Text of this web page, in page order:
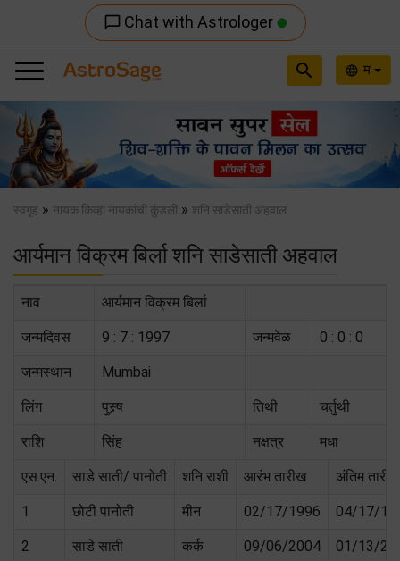
chat_bubble_outline Chat with Astrologer
language म
search
Previous
स्वगृह » नायक किव्हा नायकांची कुंडली » शनि साडेसाती अहवाल
आर्यमान विक्रम बिर्ला शनि साडेसाती अहवाल
नाव आर्यमान विक्रम बिर्ला
जन्मदिवस 9 : 7 : 1997 जन्मवेळ 0 : 0 : 0
जन्मस्थान Mumbai
लिंग पुस्र्ष तिथी चर्तुथी
राशि सिंह नक्षत्र मधा
एस.एन. साडे साती/ पानोती शनि राशी आरंभ तारीख अंतिम तारीख
1 छोटी पानोती मीन 02/17/1996 04/17/
2 साडे साती कर्क 09/06/2004 01/13/